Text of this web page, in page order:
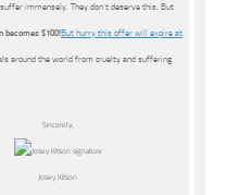
immensely. They don’t deserve this. But
becomes $100!But hurry this offer will expire at
around the world from cruelty and suffering.
Sincerely,
Josey Kitson